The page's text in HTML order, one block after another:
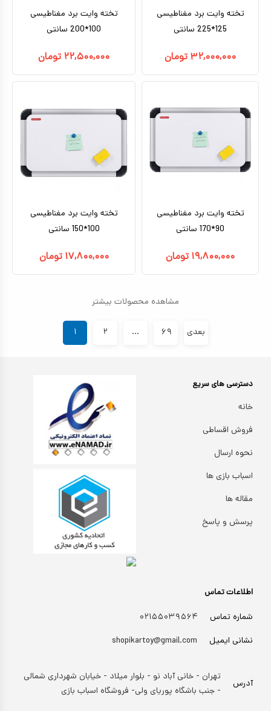
تخته وایت برد مغناطیسی
125*225 سانتی
۳۲,۰۰۰,۰۰۰ تومان
تخته وایت برد مغناطیسی
100*200 سانتی
۲۲,۵۰۰,۰۰۰ تومان
تخته وایت برد مغناطیسی
90*170 سانتی
۱۹,۸۰۰,۰۰۰ تومان
تخته وایت برد مغناطیسی
100*150 سانتی
۱۷,۸۰۰,۰۰۰ تومان
مشاهده محصولات بیشتر
۱ ۲ ... ۶۹ بعدی
اطلاعات تماس
شماره تماس
۰۲۱۵۵۰۳۹۵۶۴
نشانی ایمیل
shopikartoy@gmail.com
آدرس
تهران - خانی آباد نو - بلوار میلاد - خیابان شهرداری شمالی
- جنب باشگاه پوریای ولی- فروشگاه اسباب بازی
دسترسی های سریع
خانه
فروش اقساطی
نحوه ارسال
اسباب بازی ها
مقاله ها
پرسش و پاسخ